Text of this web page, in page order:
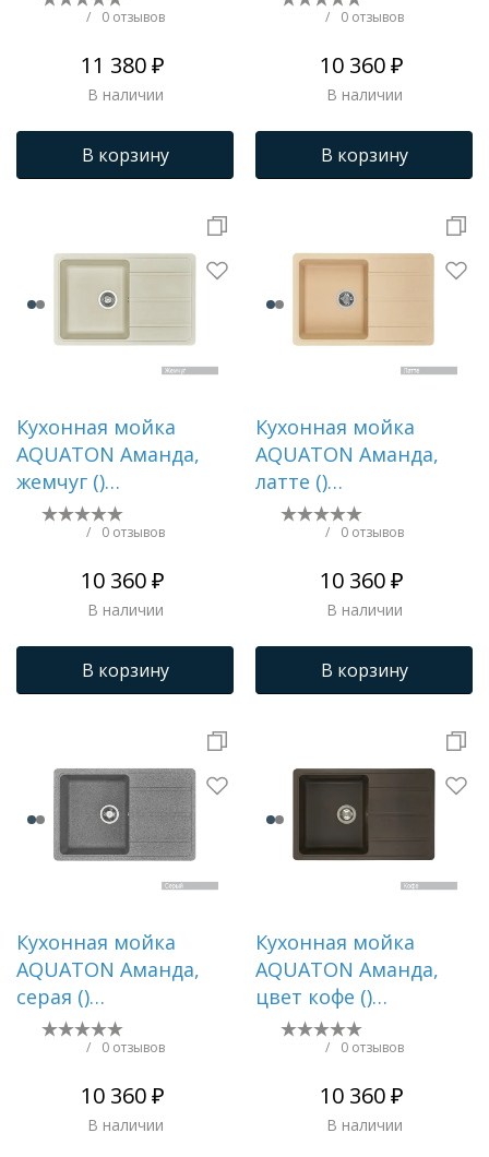
/ 0 отзывов
11 380 ₽
В наличии
В корзину
/ 0 отзывов
10 360 ₽
В наличии
В корзину
Кухонная мойка
AQUATON Аманда,
жемчуг ()
1A712832AD240
/ 0 отзывов
10 360 ₽
В наличии
В корзину
Кухонная мойка
AQUATON Аманда,
латте ()
1A712832AD260
/ 0 отзывов
10 360 ₽
В наличии
В корзину
Кухонная мойка
AQUATON Аманда,
серая ()
1A712832AD230
/ 0 отзывов
10 360 ₽
В наличии
Кухонная мойка
AQUATON Аманда,
цвет кофе ()
1A712832AD280
/ 0 отзывов
10 360 ₽
В наличии